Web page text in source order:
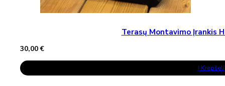
Terasų Montavimo Įrankis
30,00€
Į Krepšelį